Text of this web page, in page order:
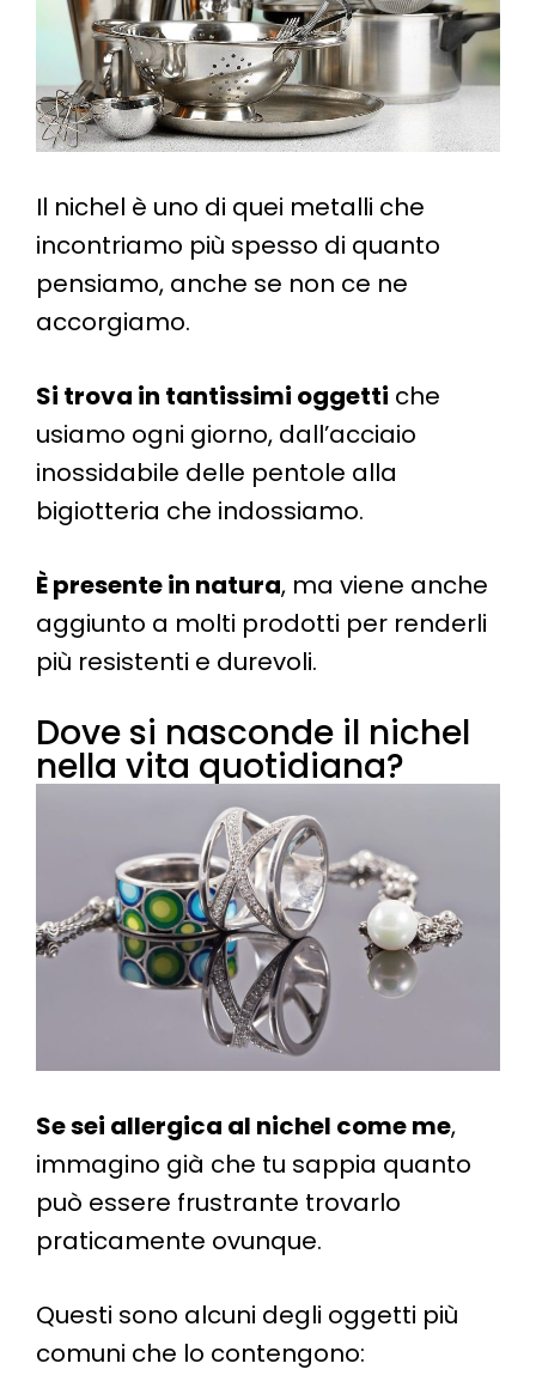
Il nichel è uno di quei metalli che
incontriamo più spesso di quanto
pensiamo, anche se non ce ne
accorgiamo.
Si trova in tantissimi oggetti che
usiamo ogni giorno, dall’acciaio
inossidabile delle pentole alla
bigiotteria che indossiamo.
È presente in natura, ma viene anche
aggiunto a molti prodotti per renderli
più resistenti e durevoli.
Dove si nasconde il nichel
nella vita quotidiana?
Se sei allergica al nichel come me,
immagino già che tu sappia quanto
può essere frustrante trovarlo
praticamente ovunque.
Questi sono alcuni degli oggetti più
comuni che lo contengono: